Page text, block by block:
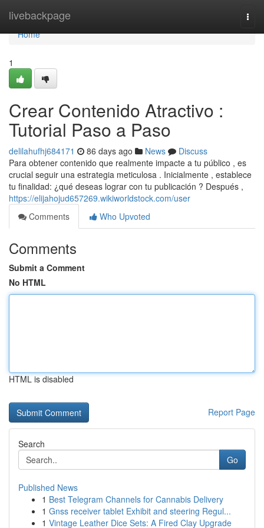
livebackpage
Home
Home
1
Crear Contenido Atractivo :
Tutorial Paso a Paso
delilahufhj684171 86 days ago News
Discuss
Para obtener contenido que realmente impacte a tu público , es
crucial seguir una estrategia meticulosa . Inicialmente , establece
tu finalidad: ¿qué deseas lograr con tu publicación ? Después ,
https://elijahojud657269.wikiworldstock.com/user
Comments
Who Upvoted
Comments
Submit a Comment
No HTML
HTML is disabled
Report Page
Search
Go
Published News
1 Best Telegram Channels for Cannabis Delivery
1 Gnss receiver tablet Exhibit and steering Regul...
1 Vintage Leather Dice Sets: A Fired Clay Upgrade